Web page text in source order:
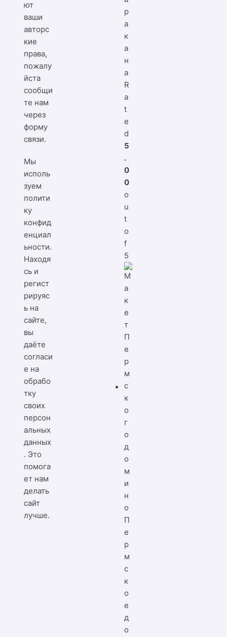
ют
ваши
авторс
кие
права,
пожалу
йста
сообщи
те нам
через
форму
связи.
Мы
исполь
зуем
полити
ку
конфид
енциал
ьности.
Находя
сь и
регист
рируяс
ь на
сайте,
вы
даёте
согласи
е на
обрабо
тку
своих
персон
альных
данных
. Это
помога
ет нам
делать
сайт
лучше.
р
а
к
а
н
а
R
a
t
e
d
5
.
0
0
o
u
t
o
f
5
П
е
р
м
с
к
о
е
д
о